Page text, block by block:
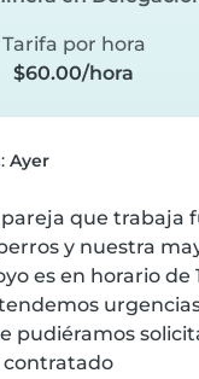
Tarifa por hora
$60.00/hora
Ayer
que trabaja
y nuestra
es en horario de
pudiéramos
contratado